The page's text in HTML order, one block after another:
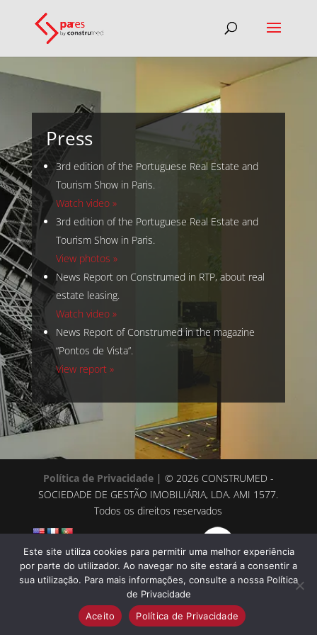
Press
3rd edition of the Portuguese Real Estate and
Tourism Show in Paris.
Watch video »
3rd edition of the Portuguese Real Estate and
Tourism Show in Paris.
View photos »
News Report on Construmed in RTP, about real
estate leasing.
Watch video »
News Report of Construmed in the magazine
“Pontos de Vista”.
View report »
Política de Privacidade| © 2026 CONSTRUMED -
SOCIEDADE DE GESTÃO IMOBILIÁRIA, LDA. AMI 1577.
Todos os direitos reservados
Este site utiliza cookies para permitir uma melhor experiência
por parte do utilizador. Ao navegar no site estará a consentir a
sua utilização. Para mais informações, consulte a nossa Política
de Privacidade
Aceito
Política de Privacidade